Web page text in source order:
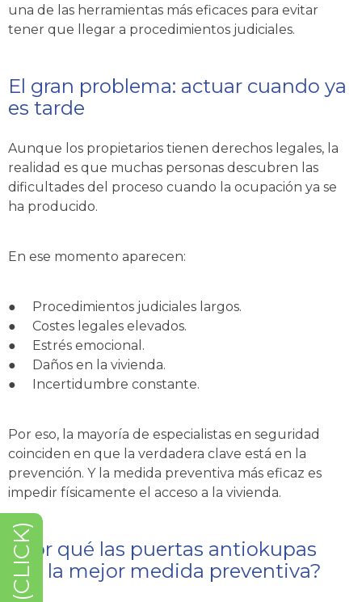
una de las herramientas más eficaces para evitar
tener que llegar a procedimientos judiciales.
El gran problema: actuar cuando ya
es tarde
Aunque los propietarios tienen derechos legales, la
realidad es que muchas personas descubren las
dificultades del proceso cuando la ocupación ya se
ha producido.
En ese momento aparecen:
● Procedimientos judiciales largos.
● Costes legales elevados.
● Estrés emocional.
● Daños en la vivienda.
● Incertidumbre constante.
Por eso, la mayoría de especialistas en seguridad
coinciden en que la verdadera clave está en la
prevención. Y la medida preventiva más eficaz es
impedir físicamente el acceso a la vivienda.
¿Por qué las puertas antiokupas
son la mejor medida preventiva?